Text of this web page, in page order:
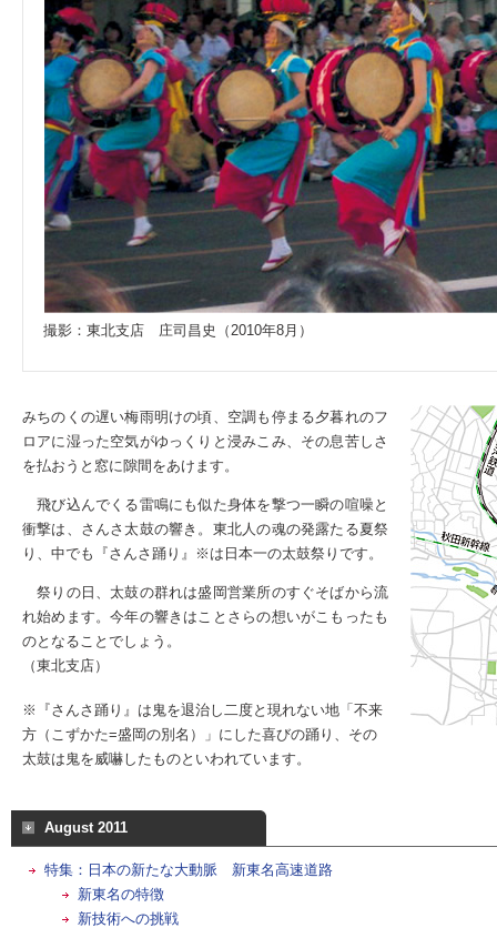
撮影：東北支店 庄司昌史（2010年8月）
みちのくの遅い梅雨明けの頃、空調も停まる夕暮れのフ
ロアに湿った空気がゆっくりと浸みこみ、その息苦しさ
を払おうと窓に隙間をあけます。
飛び込んでくる雷鳴にも似た身体を撃つ一瞬の喧噪と
衝撃は、さんさ太鼓の響き。東北人の魂の発露たる夏祭
り、中でも『さんさ踊り』
※ は日本一の太鼓祭りです。
祭りの日、太鼓の群れは盛岡営業所のすぐそばから流
れ始めます。今年の響きはことさらの想いがこもったも
のとなることでしょう。
（東北支店）
※『さんさ踊り』は鬼を退治し二度と現れない地「不来
方（こずかた=盛岡の別名）」にした喜びの踊り、その
太鼓は鬼を威嚇したものといわれています。
August 2011
特集：日本の新たな大動脈 新東名高速道路
新東名の特徴
新技術への挑戦